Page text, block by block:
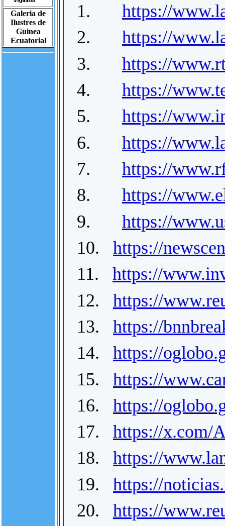
Galeria de
Ilustres de
Guinea
Ecuatorial
1.
https://
2.
https://
3.
https://
4.
https://
5.
https://
6.
https://
7.
https://
8.
https://
9.
https://
10.
https://
11.
https://
12.
https://
13.
https://
14.
https://
15.
https://
16.
https://
17.
https://x.com/
18.
https://
19.
https://
20.
https://